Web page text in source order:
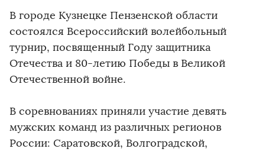
В городе Кузнецке Пензенской области
состоялся Всероссийский волейбольный
турнир, посвященный Году защитника
Отечества и 80-летию Победы в Великой
Отечественной войне.
В соревнованиях приняли участие девять
мужских команд из различных регионов
России: Саратовской, Волгоградской,